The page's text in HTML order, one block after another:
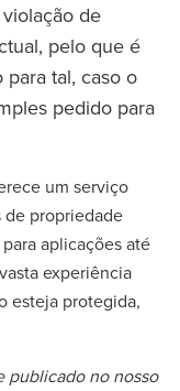
de
pelo que é
tal, caso o
pedido para
um serviço
de propriedade
aplicações até
experiência
esteja protegida,
no nosso